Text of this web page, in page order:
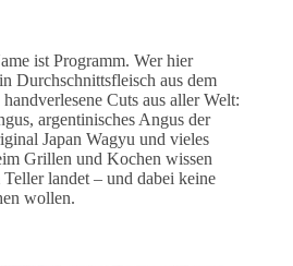
ist Programm. Wer hier
Durchschnittsfleisch aus dem
Cuts aus aller Welt:
argentinisches Angus der
Japan Wagyu und vieles
Grillen und Kochen wissen
landet – und dabei keine
wollen.